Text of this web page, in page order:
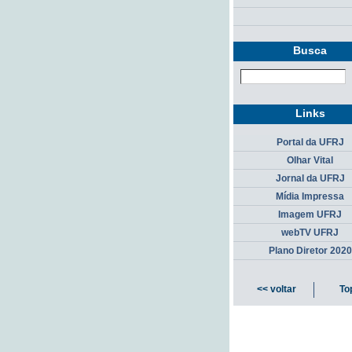
Busca
Links
Portal da UFRJ
Olhar Vital
Jornal da UFRJ
Mídia Impressa
Imagem UFRJ
webTV UFRJ
Plano Diretor 2020
<< voltar